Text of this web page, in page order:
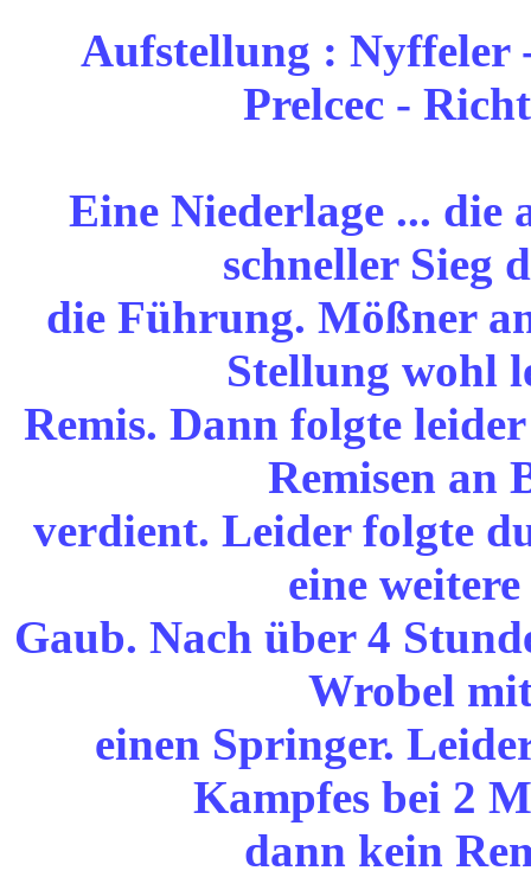
Aufstellung : Nyffeler
Prelcec -
Eine Niederlage ... die
schneller Sieg
die Führung. Mößner
Stellung wohl
Remis. Dann folgte
Remisen an
verdient. Leider folgte
eine
Gaub. Nach über 4
Wrobel
einen Springer.
Kampfes bei 2
dann kein